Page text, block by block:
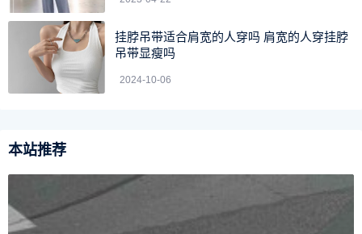
挂脖吊带适合肩宽的人穿吗 肩宽的人穿挂脖
吊带显瘦吗
2024-10-06
本站推荐